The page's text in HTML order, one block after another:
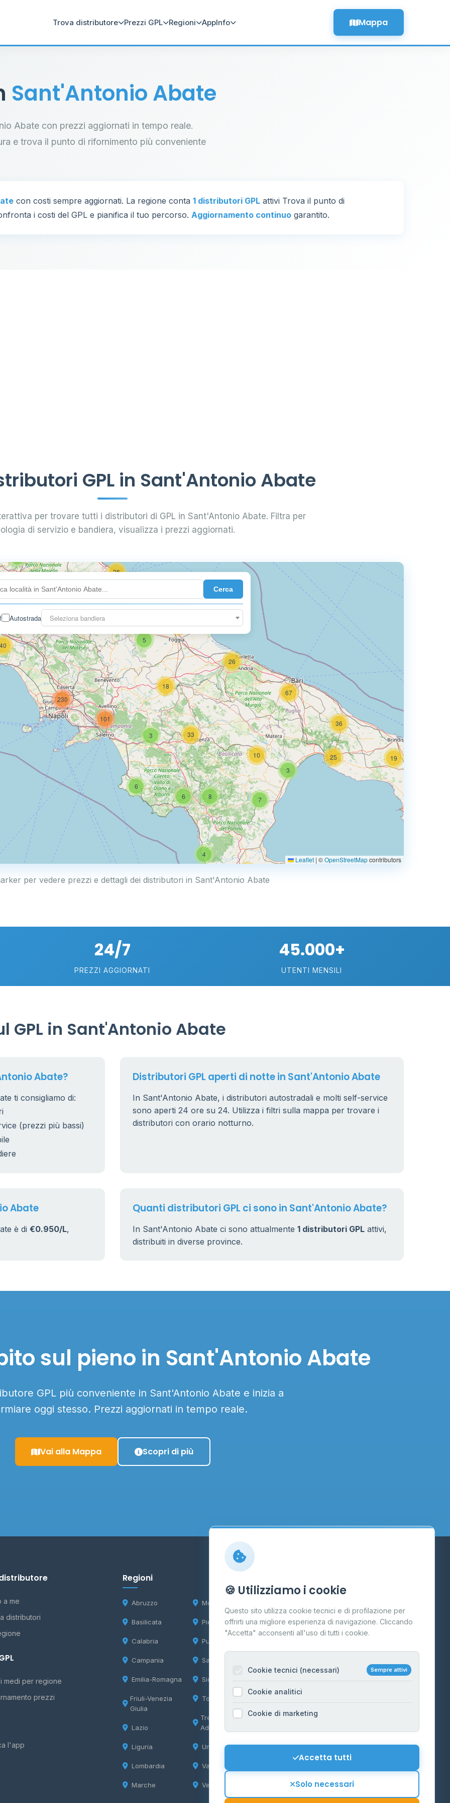
Trova distributore Prezzi GPL Regioni AppInfo Mappa
Sant'Antonio Abate
Abate con prezzi aggiornati in tempo reale.
e trova il punto di rifornimento più conveniente
con costi sempre aggiornati. La regione conta 1 distributori GPL attivi Trova il punto di
i costi del GPL e pianifica il tuo percorso. Aggiornamento continuo garantito.
GPL in Sant'Antonio Abate
per trovare tutti i distributori di GPL in Sant'Antonio Abate. Filtra per
di servizio e bandiera, visualizza i prezzi aggiornati.
Cerca
Autostrada Seleziona bandiera
20
53
24
5
14
26
16
64
40
101
230
6
6
10
7
8
4
3
10
3 33
18
25 19
36
26
26
67
0.799 €
Leaflet | ©OpenStreetMapcontributors
per vedere prezzi e dettagli dei distributori in Sant'Antonio Abate
24/7
PREZZI AGGIORNATI
45.000+
UTENTI MENSILI
GPL in Sant'Antonio Abate
Abate?
ti consigliamo di:
(prezzi più bassi)
Distributori GPL aperti di notte in Sant'Antonio Abate
In Sant'Antonio Abate, i distributori autostradali e molti self-service
sono aperti 24 ore su 24. Utilizza i filtri sulla mappa per trovare i
distributori con orario notturno.
Abate
è di €0.950/L,
Quanti distributori GPL ci sono in Sant'Antonio Abate?
In Sant'Antonio Abate ci sono attualmente 1 distributori GPL attivi,
distribuiti in diverse province.
sul pieno in Sant'Antonio Abate
GPL più conveniente in Sant'Antonio Abate e inizia a
oggi stesso. Prezzi aggiornati in tempo reale.
Vai alla Mappa Scopri di più
a me
distributori
medi per regione
prezzi
l'app
Regioni
Abruzzo
Basilicata
Calabria
Campania
Emilia-Romagna
Friuli-Venezia
Giulia
Lazio
Liguria
Lombardia
Marche
Molise
Piemonte
Puglia
Sardegna
Sicilia
Toscana
Trentino-Alto
Adige
Umbria
Valle d'Aosta
Veneto
Contatti
Per gestori
Informazioni legali
Privacy Policy
Cookie Policy
Mappa del sito
Contattaci
🍪 Utilizziamo i cookie
Questo sito utilizza cookie tecnici e di profilazione per
offrirti una migliore esperienza di navigazione. Cliccando
"Accetta" acconsenti all'uso di tutti i cookie.
Cookie tecnici (necessari) Sempre attivi
Cookie analitici
Cookie di marketing
Accetta tutti
Solo necessari